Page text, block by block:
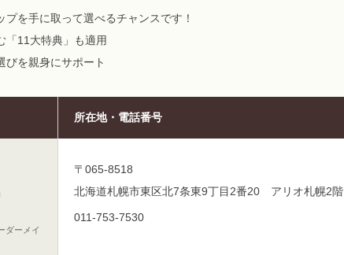
プを手に取って選べるチャンスです！
「11大特典」も適用
びを親身にサポート
ダーメイ
所在地・電話番号
〒065-8518
北海道札幌市東区北7条東9丁目2番20 アリオ札幌2階
011-753-7530